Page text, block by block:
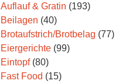
Auflauf & Gratin (193)
Beilagen (40)
Brotaufstrich/Brotbelag (77)
Eiergerichte(99)
Eintopf(80)
Fast Food (15)